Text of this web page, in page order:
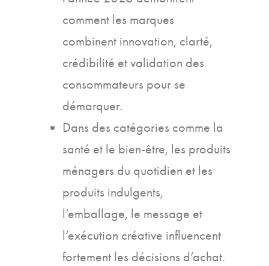
comment les marques
combinent innovation, clarté,
crédibilité et validation des
consommateurs pour se
démarquer.
Dans des catégories comme la
santé et le bien-être, les produits
ménagers du quotidien et les
produits indulgents,
l’emballage, le message et
l’exécution créative influencent
fortement les décisions d’achat.